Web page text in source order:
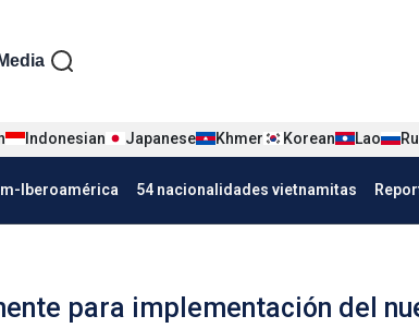
tiếng Tây ban nha
Media
Indonesian Japanese Khmer Korean Lao
Iberoamérica 54 nacionalidades vietnamitas
para implementación del